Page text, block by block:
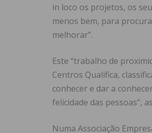
in loco os projetos, os
menos bem, para
melhorar”.
Este “trabalho de
Centros Qualifica,
conhecer e dar a
felicidade das pessoas”,
Numa Associação